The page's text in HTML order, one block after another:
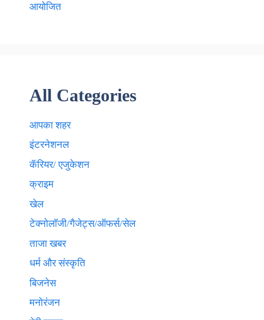
आयोजित
All Categories
आपका शहर
इंटरनेशनल
कॅरियर/ एजुकेशन
क्राइम
खेल
टेक्नाेलाॅजी/गैजेट्स/ऑफर्स/सेल
ताजा खबर
धर्म और संस्कृति
बिजनेस
मनोरंजन